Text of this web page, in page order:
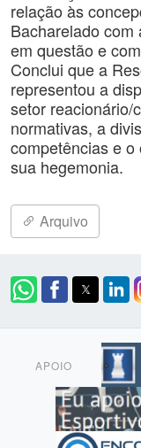
relação às
Bacharelado
em questão e
Conclui que a
representou a
setor reacionário/
normativas, a
competências e
sua hegemonia.
Arquivo
APOIO